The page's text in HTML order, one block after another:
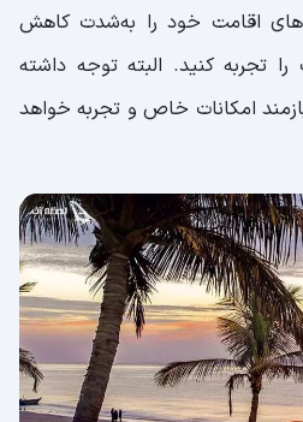
اقامت خود را به‌شدت کاهش
تجربه کنید. البته توجه داشته
امکانات خاص و تجربه خواهد